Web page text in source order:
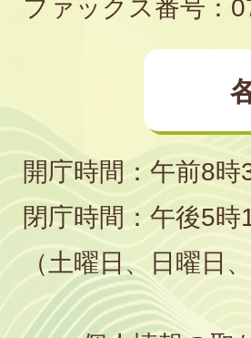
ファックス番号：
開庁時間：午前8時
閉庁時間：午後5時
（土曜日、日曜日